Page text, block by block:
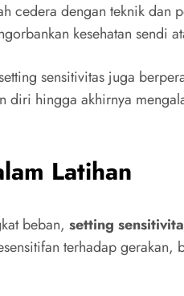
cedera dengan teknik dan
kesehatan sendi
sensitivitas juga
diri hingga akhirnya
Latihan
beban, setting
terhadap